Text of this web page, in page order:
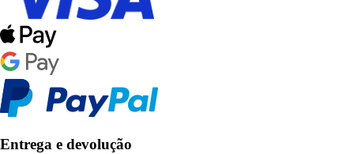
Entrega e devolução